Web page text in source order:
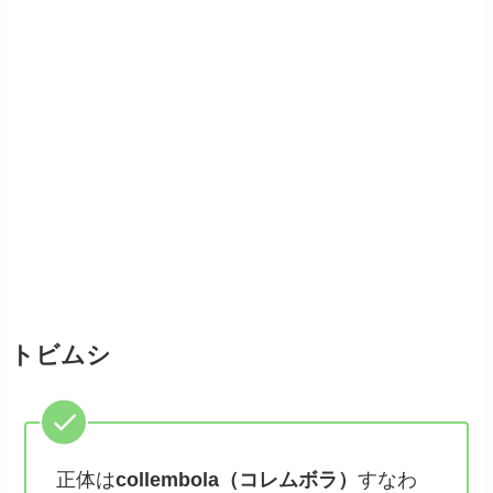
トビムシ
正体はcollembola（コレムボラ）すなわ